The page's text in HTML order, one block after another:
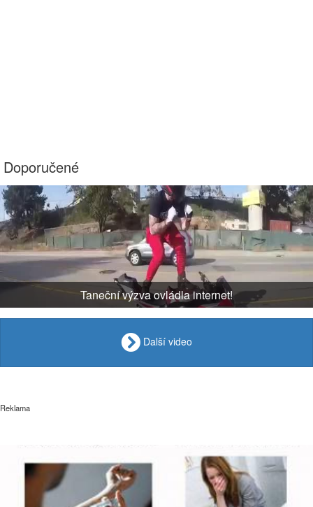
Doporučené
Taneční výzva ovládla internet!
Další video
Reklama